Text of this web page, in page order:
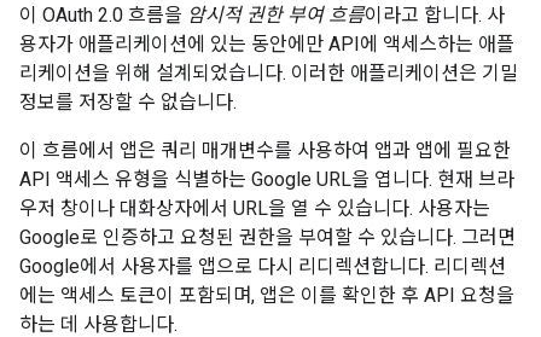
이 OAuth 2.0 흐름을 암시적 권한 부여 흐름이라고 합니다. 사
용자가 애플리케이션에 있는 동안에만 API에 액세스하는 애플
리케이션을 위해 설계되었습니다. 이러한 애플리케이션은 기밀
정보를 저장할 수 없습니다.
이 흐름에서 앱은 쿼리 매개변수를 사용하여 앱과 앱에 필요한
API 액세스 유형을 식별하는 Google URL을 엽니다. 현재 브라
우저 창이나 대화상자에서 URL을 열 수 있습니다. 사용자는
Google로 인증하고 요청된 권한을 부여할 수 있습니다. 그러면
Google에서 사용자를 앱으로 다시 리디렉션합니다. 리디렉션
에는 액세스 토큰이 포함되며, 앱은 이를 확인한 후 API 요청을
하는 데 사용합니다.